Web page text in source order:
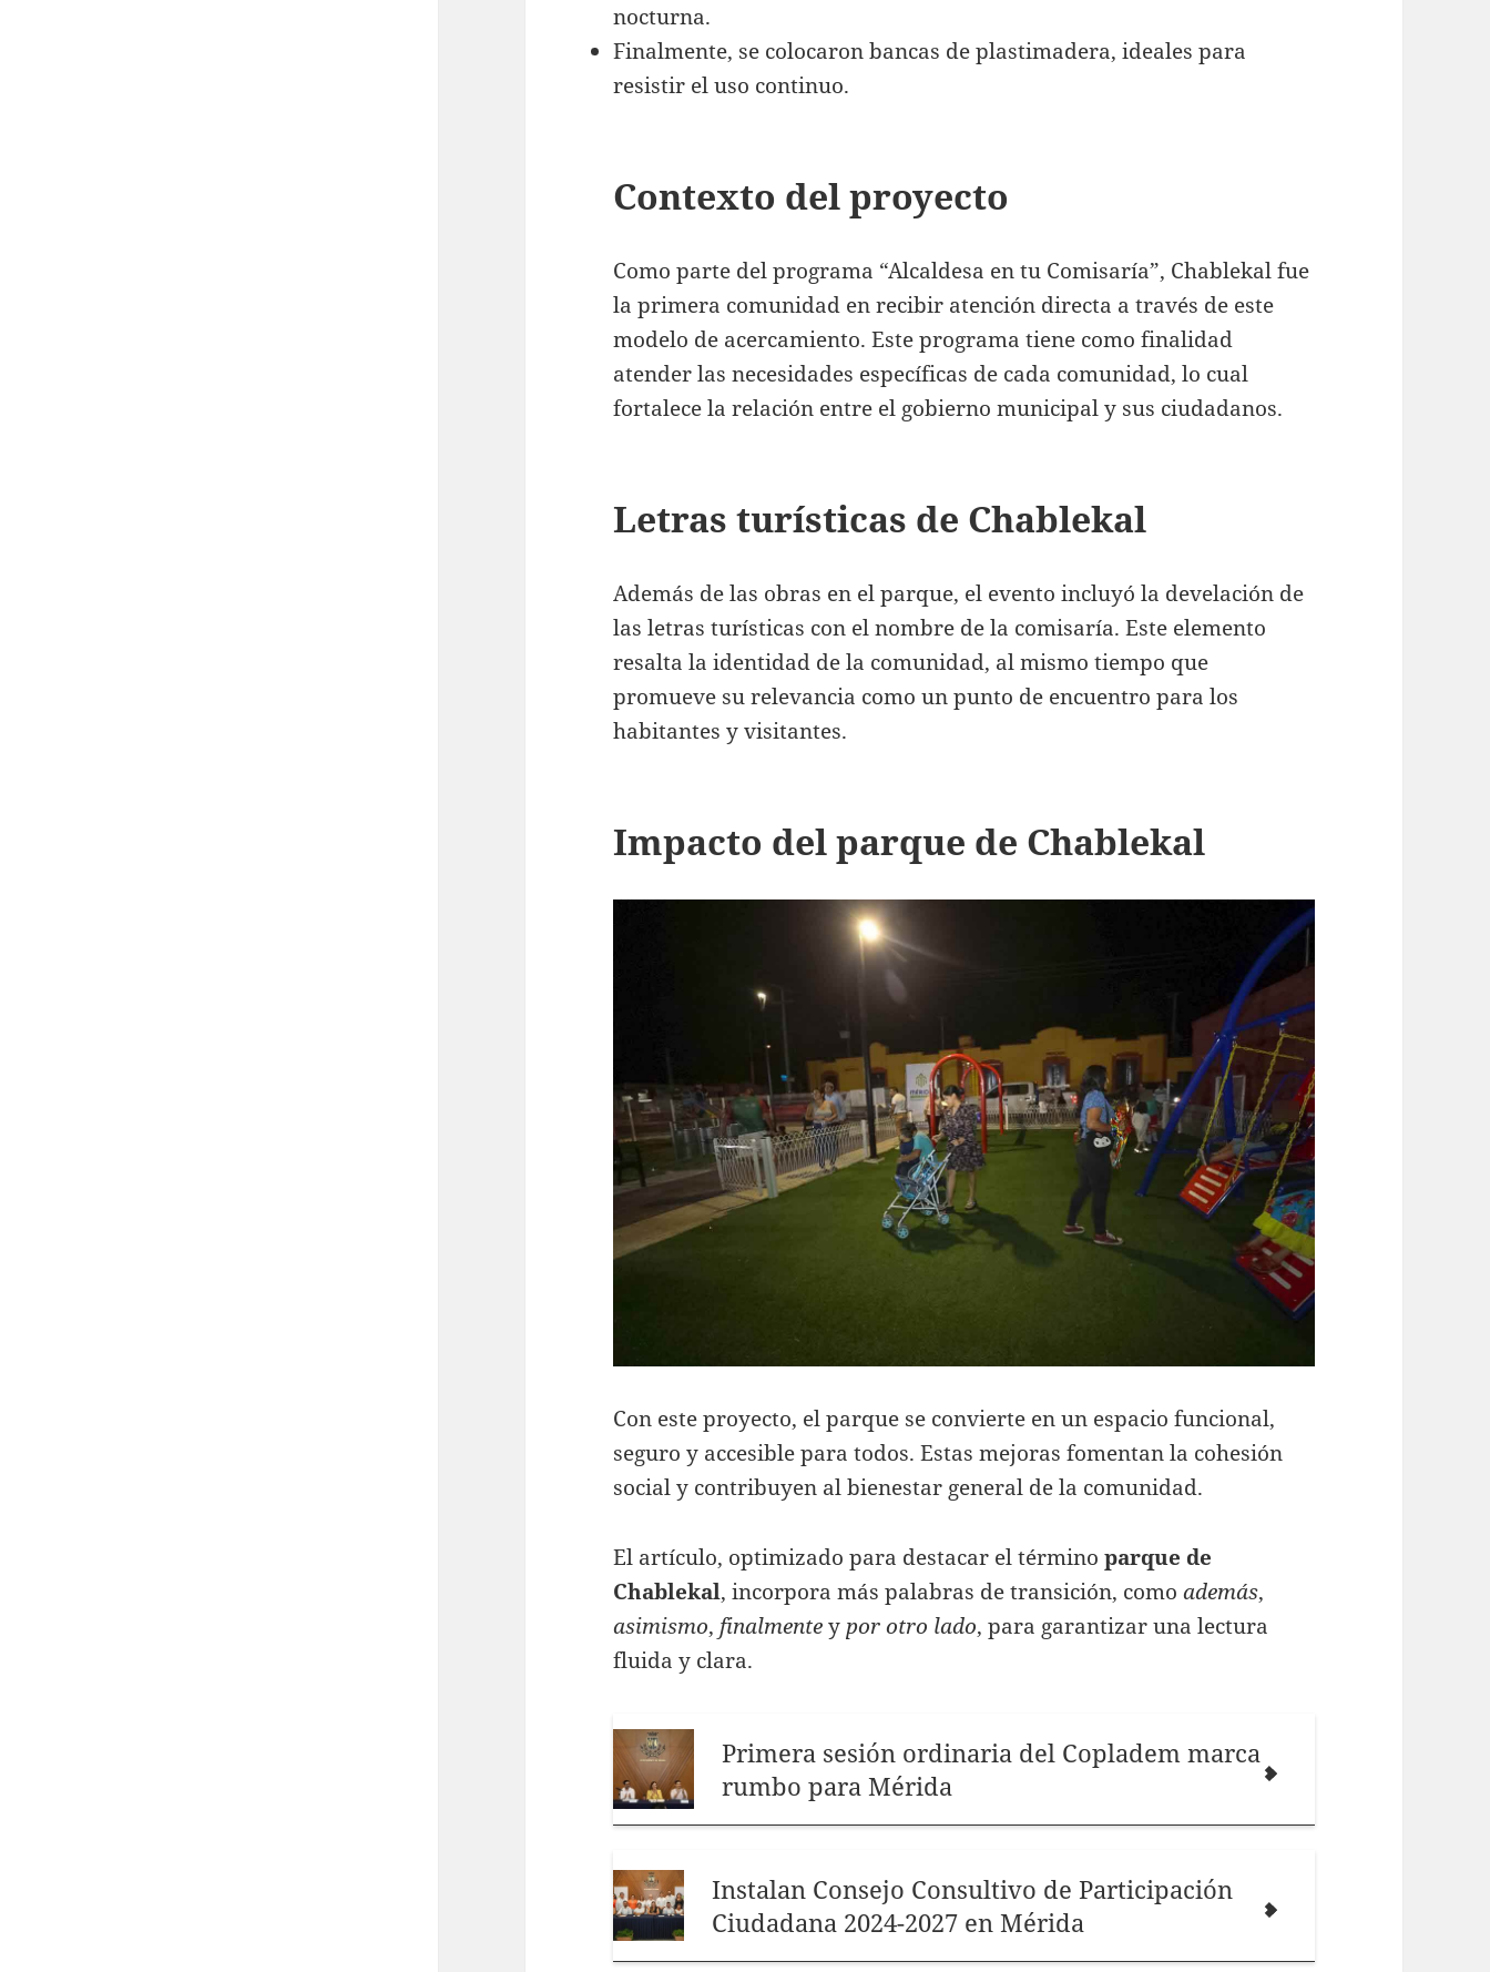
nocturna.
Finalmente, se colocaron bancas de plastimadera, ideales para
resistir el uso continuo.
Contexto del proyecto
Como parte del programa “Alcaldesa en tu Comisaría”, Chablekal fue
la primera comunidad en recibir atención directa a través de este
modelo de acercamiento. Este programa tiene como finalidad
atender las necesidades específicas de cada comunidad, lo cual
fortalece la relación entre el gobierno municipal y sus ciudadanos.
Letras turísticas de Chablekal
Además de las obras en el parque, el evento incluyó la develación de
las letras turísticas con el nombre de la comisaría. Este elemento
resalta la identidad de la comunidad, al mismo tiempo que
promueve su relevancia como un punto de encuentro para los
habitantes y visitantes.
Impacto del parque de Chablekal
Con este proyecto, el parque se convierte en un espacio funcional,
seguro y accesible para todos. Estas mejoras fomentan la cohesión
social y contribuyen al bienestar general de la comunidad.
El artículo, optimizado para destacar el términoparque de
Chablekal, incorpora más palabras de transición, comoademás,
asimismo, finalmentey por otro lado, para garantizar una lectura
fluida y clara.
Primera sesión ordinaria del Copladem marca
rumbo para Mérida
Instalan Consejo Consultivo de Participación
Ciudadana 2024-2027 en Mérida